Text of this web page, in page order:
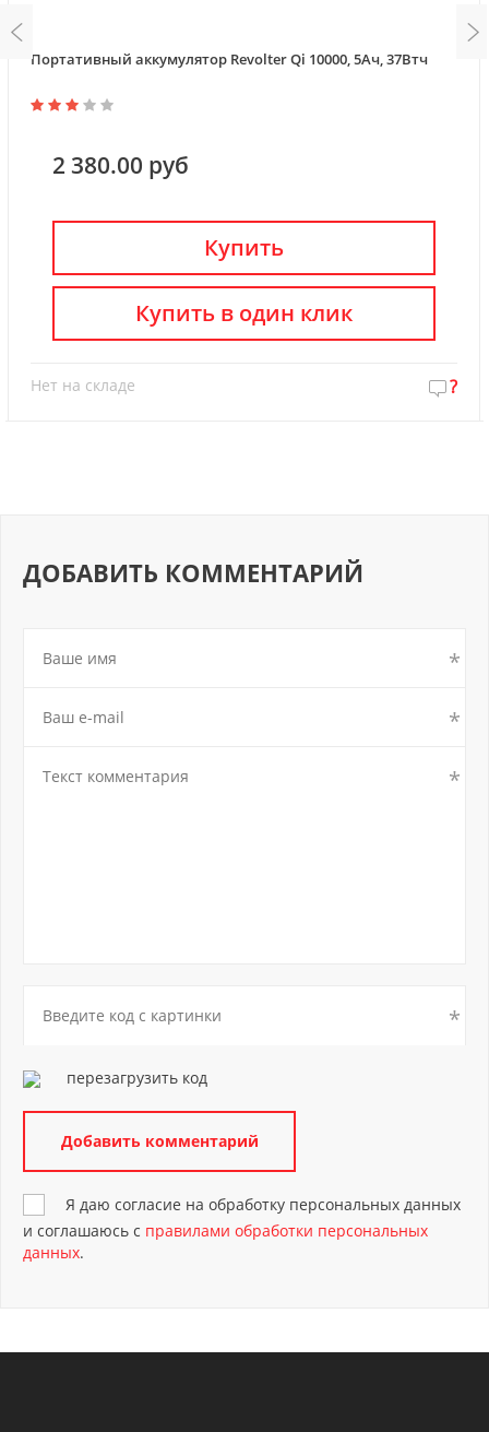
Портативный аккумулятор Revolter Qi 10000, 5Ач, 37Втч
2 380.00 руб
Купить
Нет на складе ?
Купить в один клик
ДОБАВИТЬ КОММЕНТАРИЙ
перезагрузить код
Я даю согласие на обработку персональных данных
и соглашаюсь с правилами обработки персональных
данных.